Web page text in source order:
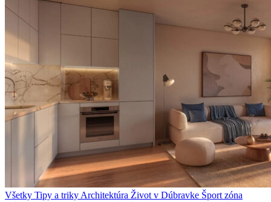
Všetky Tipy a triky Architektúra Život v Dúbravke Šport zóna